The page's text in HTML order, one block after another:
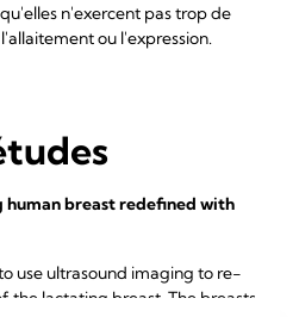
n'exercent pas trop de
ou l'expression.
breast redefined with
use ultrasound imaging to re-
the lactating breast. The breasts